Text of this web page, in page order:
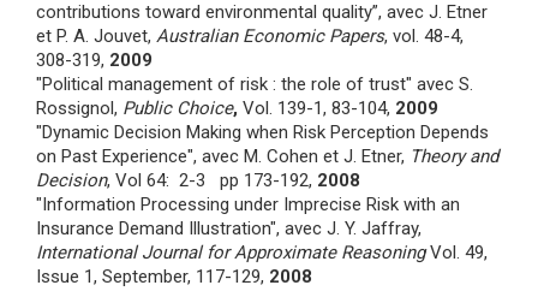
contributions toward environmental quality”, avec J. Etner
et P. A. Jouvet, Australian Economic Papers, vol. 48-4,
308-319, 2009
"Political management of risk : the role of trust" avec S.
Rossignol, Public Choice, Vol. 139-1, 83-104, 2009
"Dynamic Decision Making when Risk Perception Depends
on Past Experience", avec M. Cohen et J. Etner, Theory and
Decision, Vol 64: 2-3 pp 173-192, 2008
"Information Processing under Imprecise Risk with an
Insurance Demand Illustration", avec J. Y. Jaffray,
International Journal for Approximate ReasoningVol. 49,
Issue 1, September, 117-129, 2008